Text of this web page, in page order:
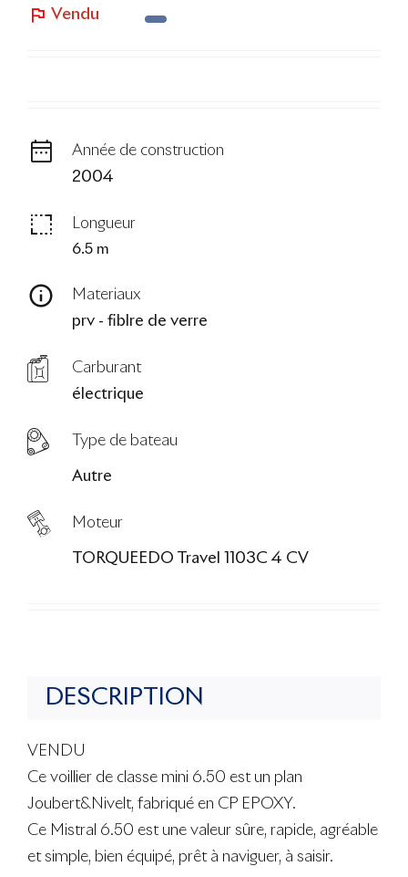
Vendu
Année de construction
2004
Longueur
6.5 m
Materiaux
prv - fiblre de verre
Carburant
électrique
Type de bateau
Autre
Moteur
TORQUEEDO Travel 1103C 4 CV
DESCRIPTION
VENDU
Ce voillier de classe mini 6.50 est un plan
Joubert&Nivelt, fabriqué en CP EPOXY.
Ce Mistral 6.50 est une valeur sûre, rapide, agréable
et simple, bien équipé, prêt à naviguer, à saisir.